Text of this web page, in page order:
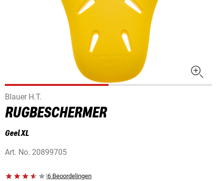
Blauer H.T.
RUGBESCHERMER
Geel XL
Art. No. 20899705
|6 Beoordelingen